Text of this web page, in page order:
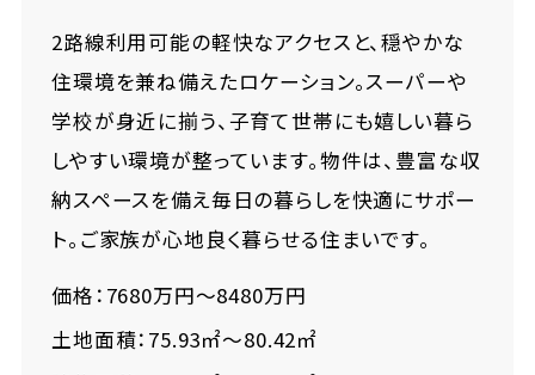
2路線利用可能の軽快なアクセスと、穏やかな
住環境を兼ね備えたロケーション。スーパーや
学校が身近に揃う、子育て世帯にも嬉しい暮ら
しやすい環境が整っています。物件は、豊富な収
納スペースを備え毎日の暮らしを快適にサポー
ト。ご家族が心地良く暮らせる住まいです。
価格：7680万円～8480万円
土地面積：75.93㎡～80.42㎡